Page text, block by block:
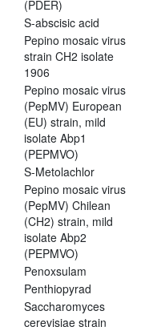
(PDER)
S-abscisic acid
Pepino mosaic virus
strain CH2 isolate
1906
Pepino mosaic virus
(PepMV) European
(EU) strain, mild
isolate Abp1
(PEPMVO)
S-Metolachlor
Pepino mosaic virus
(PepMV) Chilean
(CH2) strain, mild
isolate Abp2
(PEPMVO)
Penoxsulam
Penthiopyrad
Saccharomyces
cerevisiae strain